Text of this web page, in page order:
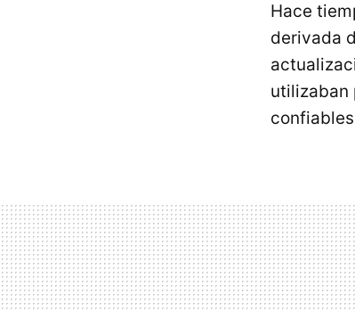
Hace
derivada
utilizaban